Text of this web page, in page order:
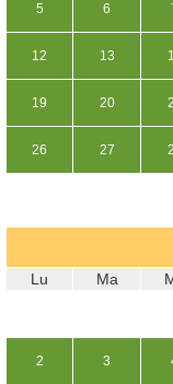
5 6
12 13
19 20
26 27
Lu Ma
2 3